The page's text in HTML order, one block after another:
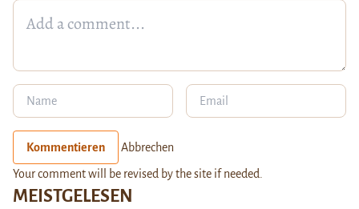
MEISTGELESEN
Kommentieren Abbrechen
Your comment will be revised by the site if needed.